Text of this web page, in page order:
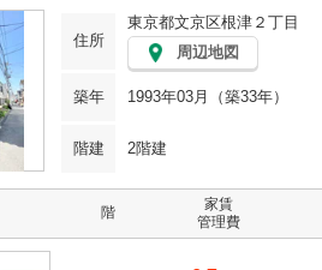
住所
東京都文京区根津２丁目
周辺地図
築年 1993年03月（築33年）
階建 2階建
階
家賃
管理費